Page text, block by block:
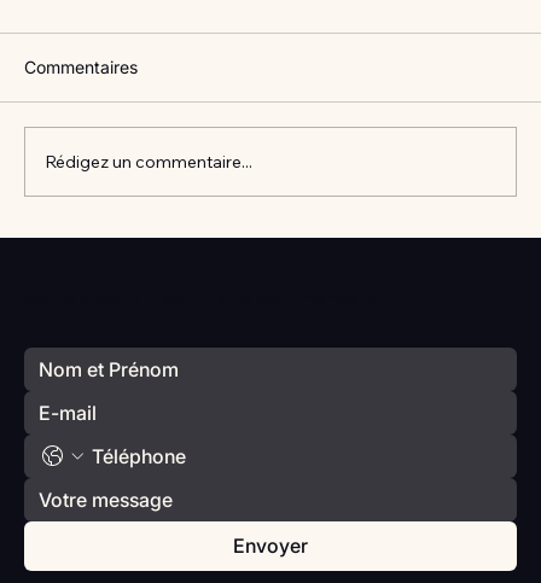
Commentaires
Rédigez un commentaire...
Envoyer